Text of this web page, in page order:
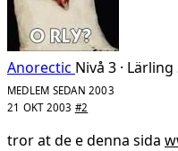
Anorectic Nivå 3 · Lärling
MEDLEM SEDAN 2003
21 OKT 2003 #2
tror at de e denna sida